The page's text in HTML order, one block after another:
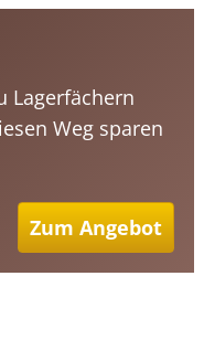
Lagerfächern
Weg sparen
Zum Angebot